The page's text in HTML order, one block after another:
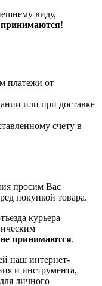
виду,
принимаются!
платежи от
или при доставке
счету в
просим Вас
покупкой товара.
курьера
не принимаются.
наш интернет-
и инструмента,
личного